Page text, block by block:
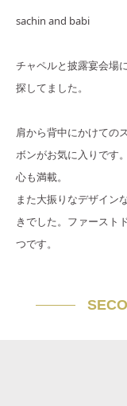
sachin and babi
チャペルと披露宴会場
探してました。
肩から背中にかけての
ボンがお気に入りです
心も満載。
また大振りなデザイン
きでした。ファースト
つです。